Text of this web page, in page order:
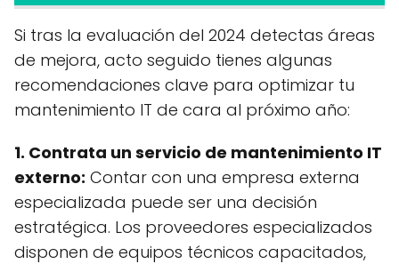
Si tras la evaluación del 2024 detectas áreas
de mejora, acto seguido tienes algunas
recomendaciones clave para optimizar tu
mantenimiento IT de cara al próximo año:
1. Contrata un servicio de mantenimiento IT
externo: Contar con una empresa externa
especializada puede ser una decisión
estratégica. Los proveedores especializados
disponen de equipos técnicos capacitados,